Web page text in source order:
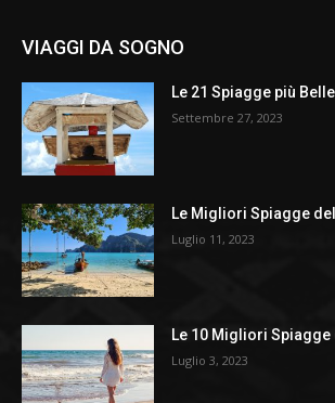
VIAGGI DA SOGNO
Le 21 Spiagge più
Settembre 27, 2023
Le Migliori Spiagge
Luglio 11, 2023
Le 10 Migliori Spiagge
Luglio 3, 2023